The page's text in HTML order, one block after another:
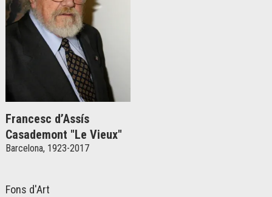
Francesc d’Assís
Casademont "Le Vieux"
Barcelona, 1923-2017
Fons d'Art